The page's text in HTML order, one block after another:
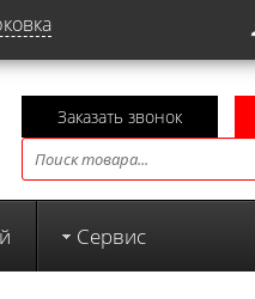
Заказать звонок
Сервис